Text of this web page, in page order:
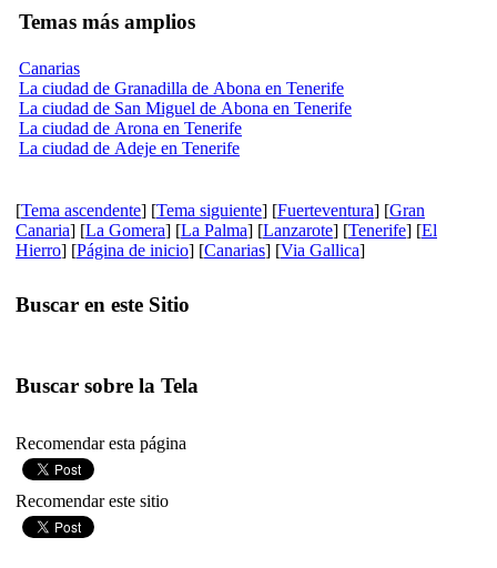
Temas más amplios
Canarias
La ciudad de Granadilla de Abona en Tenerife
La ciudad de San Miguel de Abona en Tenerife
La ciudad de Arona en Tenerife
La ciudad de Adeje en Tenerife
[Tema ascendente] [Tema siguiente] [Fuerteventura] [Gran
Canaria] [La Gomera] [La Palma] [Lanzarote] [Tenerife] [El
Hierro] [Página de inicio] [Canarias] [Via Gallica]
Buscar en este Sitio
Buscar sobre la Tela
Recomendar esta página
Recomendar este sitio